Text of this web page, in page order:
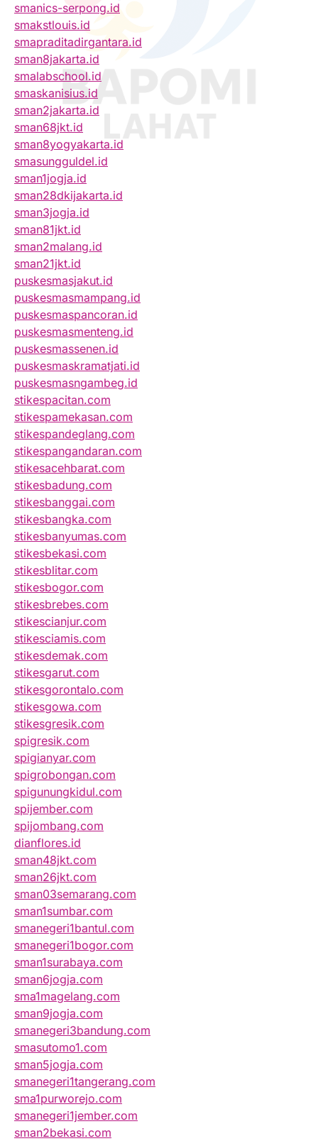
smanics-serpong.id
smakstlouis.id
smapraditadirgantara.id
sman8jakarta.id
smalabschool.id
smaskanisius.id
sman2jakarta.id
sman68jkt.id
sman8yogyakarta.id
smasungguldel.id
sman1jogja.id
sman28dkijakarta.id
sman3jogja.id
sman81jkt.id
sman2malang.id
sman21jkt.id
puskesmasjakut.id
puskesmasmampang.id
puskesmaspancoran.id
puskesmasmenteng.id
puskesmassenen.id
puskesmaskramatjati.id
puskesmasngambeg.id
stikespacitan.com
stikespamekasan.com
stikespandeglang.com
stikespangandaran.com
stikesacehbarat.com
stikesbadung.com
stikesbanggai.com
stikesbangka.com
stikesbanyumas.com
stikesbekasi.com
stikesblitar.com
stikesbogor.com
stikesbrebes.com
stikescianjur.com
stikesciamis.com
stikesdemak.com
stikesgarut.com
stikesgorontalo.com
stikesgowa.com
stikesgresik.com
spigresik.com
spigianyar.com
spigrobongan.com
spigunungkidul.com
spijember.com
spijombang.com
dianflores.id
sman48jkt.com
sman26jkt.com
sman03semarang.com
sman1sumbar.com
smanegeri1bantul.com
smanegeri1bogor.com
sman1surabaya.com
sman6jogja.com
sma1magelang.com
sman9jogja.com
smanegeri3bandung.com
smasutomo1.com
sman5jogja.com
smanegeri1tangerang.com
sma1purworejo.com
smanegeri1jember.com
sman2bekasi.com